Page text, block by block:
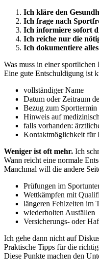
Ich kläre den
Ich frage nach
Ich informiere sofort
Ich reiche nur die
Ich dokumentiere
Was muss in einer sportlichen
Eine gute Entschuldigung ist
vollständiger Name
Datum oder Zeitraum
Bezug zum Sporttermin
Hinweis auf
falls vorhanden:
Kontaktmöglichkeit für
Weniger ist oft mehr. Ich
Wann reicht eine normale
Manchmal will die andere
Prüfungen im
Wettkämpfen mit
längeren Fehlzeiten im
wiederholten Ausfällen
Versicherungs- oder
Ich gehe dann nicht auf
Praktische Tipps für die
Diese Punkte machen den